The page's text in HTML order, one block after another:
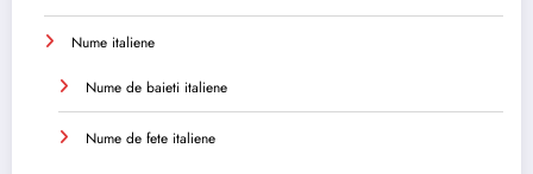
Nume italiene
Nume de baieti italiene
Nume de fete italiene